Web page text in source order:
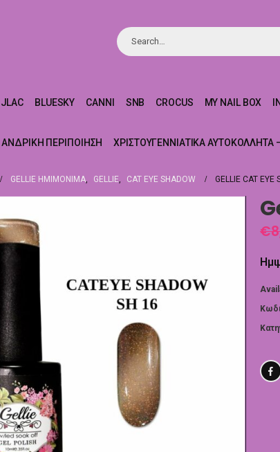
JLAC BLUESKY CANNI SNB CROCUS MY NAIL BOX
ΑΝΔΡΙΚΉ ΠΕΡΙΠΟΊΗΣΗ ΧΡΙΣΤΟΥΓΕΝΝΙΆΤΙΚΑ ΑΥΤΟΚΌΛΛΗΤΑ
GELLIE ΗΜΙΜΌΝΙΜΑ, GELLIE, CAT EYE SHADOW GELLIE CAT EYE
€